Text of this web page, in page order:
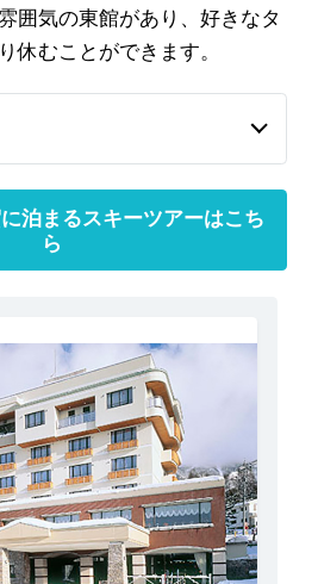
囲気の東館があり、好きなタ
休むことができます。
泊まるスキーツアーはこち
ら